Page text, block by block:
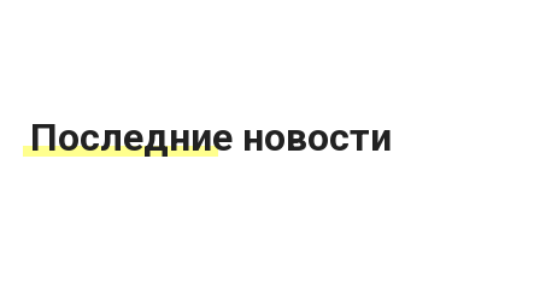
Последние новости